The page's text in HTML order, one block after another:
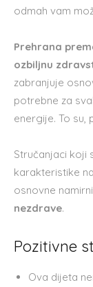
odmah vam
Prehrana
ozbiljnu
zabranjuje
potrebne za
energije. To su,
Stručanjaci koji
karakteristike
osnovne
nezdrave.
Pozitivne
Ova dijeta